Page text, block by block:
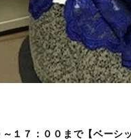
～１７：００まで【ベー